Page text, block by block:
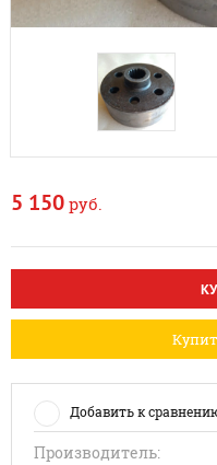
5 150 руб.
Добавить к
Производитель: